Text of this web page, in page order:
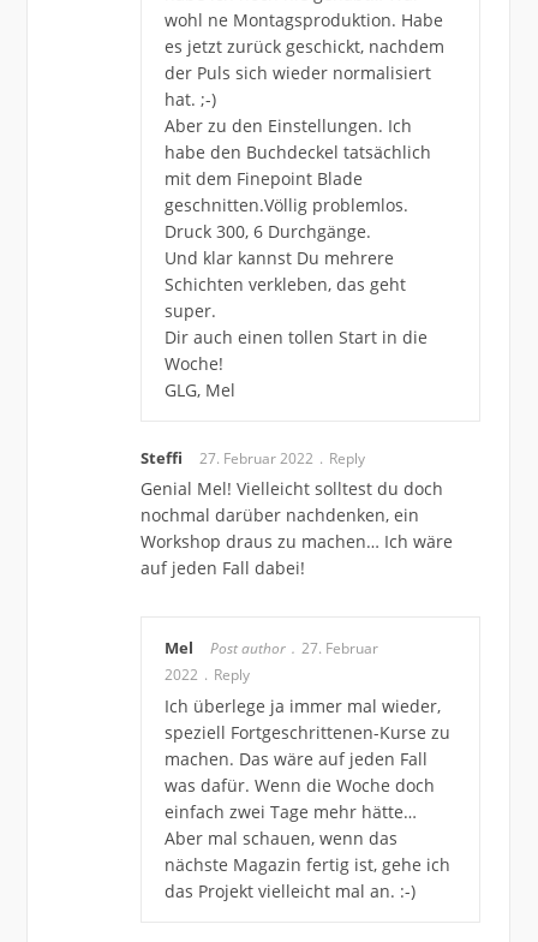
wohl ne Montagsproduktion. Habe
es jetzt zurück geschickt, nachdem
der Puls sich wieder normalisiert
hat. ;-)
Aber zu den Einstellungen. Ich
habe den Buchdeckel tatsächlich
mit dem Finepoint Blade
geschnitten.Völlig problemlos.
Druck 300, 6 Durchgänge.
Und klar kannst Du mehrere
Schichten verkleben, das geht
super.
Dir auch einen tollen Start in die
Woche!
GLG, Mel
Steffi 27. Februar 2022 Reply
Genial Mel! Vielleicht solltest du doch
nochmal darüber nachdenken, ein
Workshop draus zu machen… Ich wäre
auf jeden Fall dabei!
Mel Post author
27. Februar
2022
Reply
Ich überlege ja immer mal wieder,
speziell Fortgeschrittenen-Kurse zu
machen. Das wäre auf jeden Fall
was dafür. Wenn die Woche doch
einfach zwei Tage mehr hätte…
Aber mal schauen, wenn das
nächste Magazin fertig ist, gehe ich
das Projekt vielleicht mal an. :-)